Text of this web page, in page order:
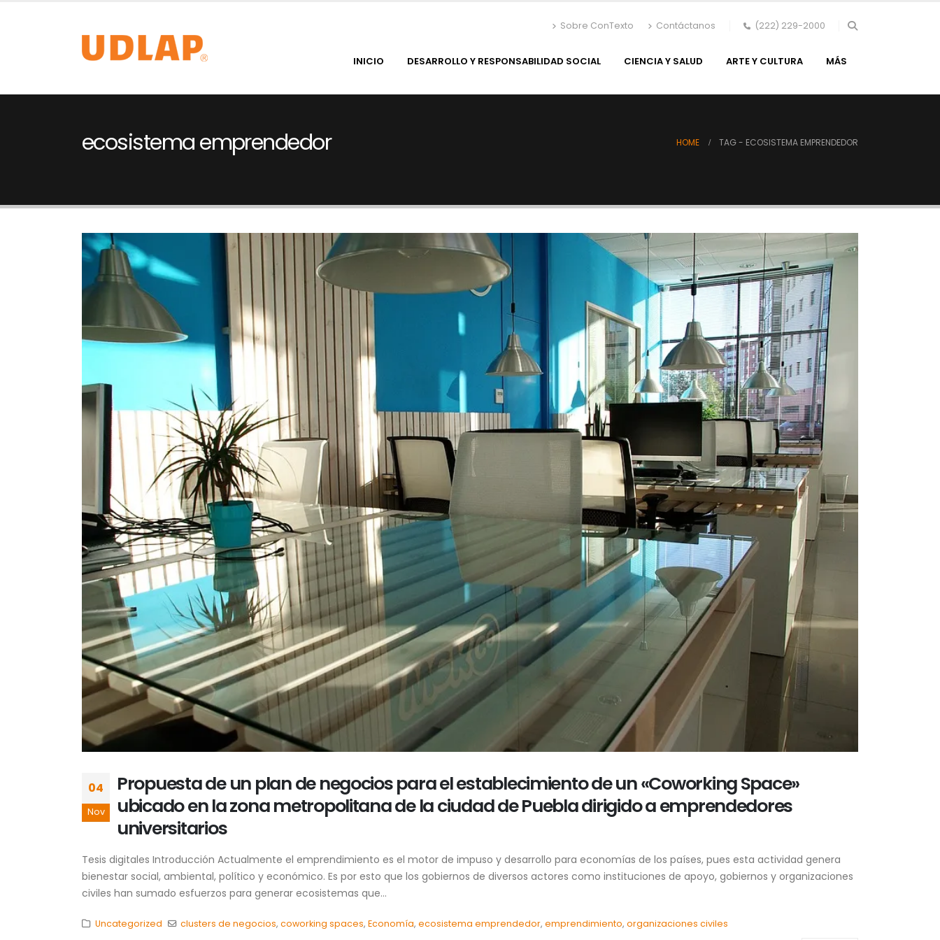
Sobre ConTexto Contáctanos (222) 229-2000
INICIO DESARROLLO Y RESPONSABILIDAD SOCIAL CIENCIA Y SALUD ARTE Y CULTURA MÁS
ecosistema emprendedor HOME TAG - ECOSISTEMA EMPRENDEDOR
04
Nov
Propuesta de un plan de negocios para el establecimiento de un «Coworking Space»
ubicado en la zona metropolitana de la ciudad de Puebla dirigido a emprendedores
universitarios
Tesis digitales Introducción Actualmente el emprendimiento es el motor de impuso y desarrollo para economías de los países, pues esta actividad genera
bienestar social, ambiental, político y económico. Es por esto que los gobiernos de diversos actores como instituciones de apoyo, gobiernos y organizaciones
civiles han sumado esfuerzos para generar ecosistemas que...
Uncategorized clusters de negocios,coworking spaces,Economía,ecosistema emprendedor,emprendimiento,organizaciones civiles